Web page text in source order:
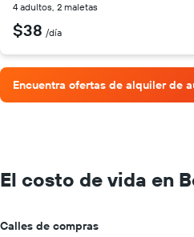
4 adultos, 2 maletas
$38 /día
Encuentra ofertas de alquiler de
El costo de vida en
Calles de compras